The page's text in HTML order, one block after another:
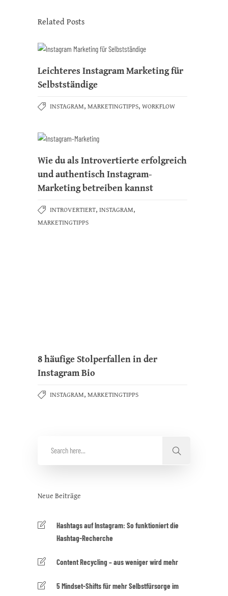
Related Posts
Leichteres Instagram Marketing für
Selbstständige
INSTAGRAM, MARKETINGTIPPS, WORKFLOW
Wie du als Introvertierte erfolgreich
und authentisch Instagram-
Marketing betreiben kannst
INTROVERTIERT, INSTAGRAM,
MARKETINGTIPPS
8 häufige Stolperfallen in der
Instagram Bio
INSTAGRAM, MARKETINGTIPPS
Neue Beiträge
Hashtags auf Instagram: So funktioniert die
Hashtag-Recherche
Content Recycling – aus weniger wird mehr
5 Mindset-Shifts für mehr Selbstfürsorge im